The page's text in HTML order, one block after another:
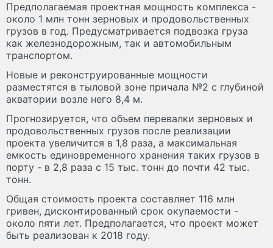
Предполагаемая проектная мощность комплекса -
около 1 млн тонн зерновых и продовольственных
грузов в год. Предусматривается подвозка груза
как железнодорожным, так и автомобильным
транспортом.
Новые и реконструированные мощности
разместятся в тыловой зоне причала №2 с глубиной
акватории возле него 8,4 м.
Прогнозируется, что объем перевалки зерновых и
продовольственных грузов после реализации
проекта увеличится в 1,8 раза, а максимальная
емкость единовременного хранения таких грузов в
порту - в 2,8 раза с 15 тыс. тонн до почти 42 тыс.
тонн.
Общая стоимость проекта составляет 116 млн
гривен, дисконтированный срок окупаемости -
около пяти лет. Предполагается, что проект может
быть реализован к 2018 году.